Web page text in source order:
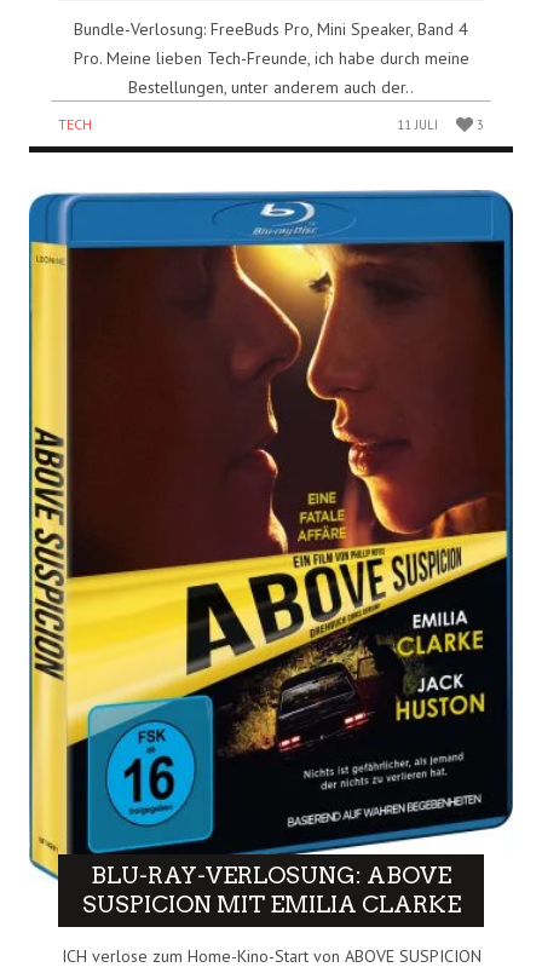
Bundle-Verlosung: FreeBuds Pro, Mini Speaker, Band 4
Pro. Meine lieben Tech-Freunde, ich habe durch meine
Bestellungen, unter anderem auch der..
TECH 11 JULI 3
BLU-RAY-VERLOSUNG: ABOVE
SUSPICION MIT EMILIA CLARKE
ICH verlose zum Home-Kino-Start von ABOVE SUSPICION